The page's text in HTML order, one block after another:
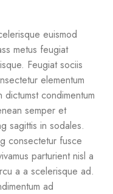
euismod
metus feugiat
Feugiat sociis
elementum
condimentum
semper et
sagittis in sodales.
consectetur fusce
parturient nisl a
a a scelerisque ad.
ad